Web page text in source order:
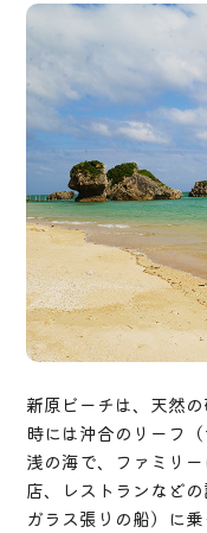
新原ビーチは、天然
時には沖合のリーフ
浅の海で、ファミリ
店、レストランなど
ガラス張りの船）に